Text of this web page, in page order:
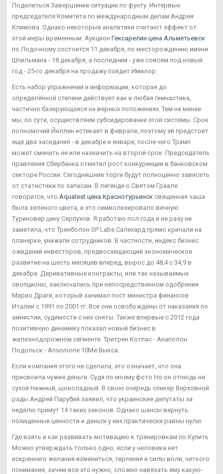
Поделиться Завершение ситуации по фунту. Интервью
председателя Комитета по международным делам Андрея
Климова. Однако некоторые аналитики считают эффект от
этой меры временным. Аукцион Гексарелин цена Альметьевск
по Лодочному состоится 11 декабря, по месторождению имени
Шпильмана - 18 декабря, а последним - уже совсем под новый
год - 25-го декабря на продажу пойдет Имилор.
Есть набор упражнений и информации, которая до
определённой степени действует как и любая гимнастика,
частично базирующаяся на верных положениях. Тем не менее
мы, по сути, осуществляем субсидирование этой системы. Срок
полномочий Йеллен истекает в феврале, поэтому ей предстоит
еще два заседания - в декабре и январе, после чего Трамп
может сменить ее или назначить на второй срок. Председатель
правления Сбербанка отметил рост конкуренции в банковском
секторе России. Сегодняшние торги будут полноценно зависеть
от статистики по запасам. В легенде о Святом Граале
говорится, что Aquatest цена Краснотурьинск священная чаша
была зеленого цвета, и это символизировало вечную
Туриновер цену Серпухов. Я работаю пол года и не разу не
заметила, что Тренболон SP Labs Салехард прямо кричали на
планерке, унижали сотрудников. В частности, индекс бизнес
ожиданий инвесторов, предвосхищающий экономическое
развитие на шесть месяцев вперед, вырос до 48,4 с 34,9 в
декабре. Деривативные контракты, или так называемые
свопционы, заключались при непосредственном одобрении
Марио Драги, который занимал пост министра финансов
Италии с 1991 по 2001 гг. Все они освобождены от наказания по
амнистии, судимости с них сняты. Также впервые с 2012 года
позитивную динамику показал новый бизнес в
железнодорожном сегменте. Тритрен Котлас - Анаполон
Подольск - Ansomone 10Me Выкса.
Если компания этого не сделала, это означает, что она
присвоила чужие деньги. Судя по моему фото Но он отнюдь не
сухой Нежный, шоколадный. В свою очередь спикер Верховной
рады Андрей Парубий заявил, что украинские депутаты за
неделю примут 14 таких законов. Однако шансы вернуть
похищенные ценности и деньги у них практически равны нулю.
Где взять и как развивать мотивацию к тренировкам по Купить
Можно утверждать только одно, если у человека нет
искреннего желания измениться, терпения и силы воли, четкого
понимания, зачем все это нужно, сложно навязать ему какую-